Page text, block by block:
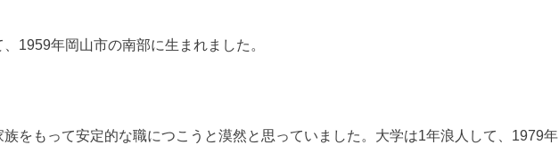
、1959年岡山市の南部に生まれました。
をもって安定的な職につこうと漠然と思っていました。大学は1年浪人して、1979年